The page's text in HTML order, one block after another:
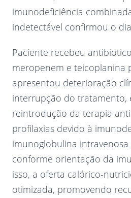
imunodeficiência combinada
indetectável confirmou o
Paciente recebeu
meropenem e teicoplanina
apresentou deterioração
interrupção do tratamento,
reintrodução da terapia
profilaxias devido à
imunoglobulina
conforme orientação da
isso, a oferta calórico-
otimizada, promovendo